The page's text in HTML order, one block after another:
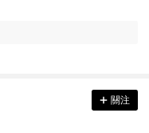
關注